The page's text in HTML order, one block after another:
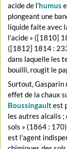
acide de l’humus
plongeant une
liquide faite avec
l’acide » ([1810]
([1812] 1814 :
dans laquelle les
bouilli, rougit le
Surtout, Gasparin
effet de la chaux
Boussingaultest
les autres alcalis ;
sols » (1864 :
est l'agent